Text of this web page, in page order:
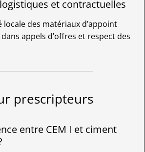
et contractuelles
des matériaux d’appoint
appels d’offres et respect des
prescripteurs
entre CEM I et ciment